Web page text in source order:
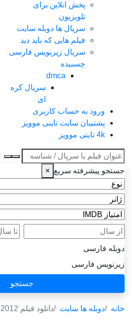
پخش انلاین برای
تلویزیون
سریال ها دوبله سایت
فیلم هایی که باید دید
سریال زیرنویس فارسی
چسبیده
dmca
سریال کره
ای
ورود به حساب کاربری
پشتیبان سایت تاینی موویز
4k تاینی موویز
عنوان جستجو
جستجو پیشرفته سریع ×
نوع
ژانر
امتیاز IMDB
از سال
تا سال
دوبله فارسی
زیرنویس فارسی
جستجو
خانه دوبله ها سایت دانلود فیلم 2012 2009